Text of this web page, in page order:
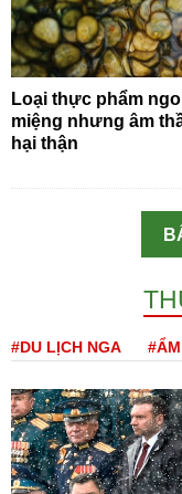
Loại thực phẩm
miệng nhưng âm
hại thận
#DU LỊCH NGA